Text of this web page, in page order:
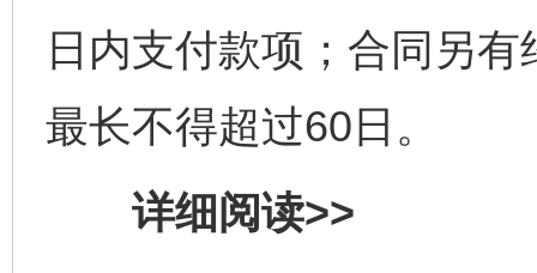
日内支付款项；合同另
最长不得超过60日。
详细阅读>>